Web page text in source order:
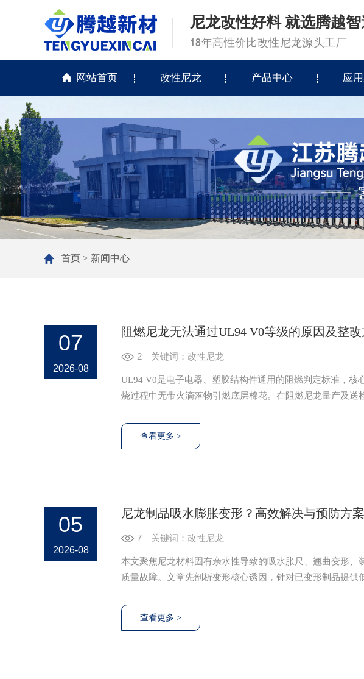
尼龙改性好料 就选腾越智
18年高性价比改性尼龙源头工厂
网站首页 改性尼龙 产品中心 应
首页 > 新闻中心
07
2026-08
阻燃尼龙无法通过UL94 V0等级的原因及整改
2 关键词：改性尼龙
UL94 V0是电子电器、塑胶结构件通用的阻燃判定标准，
烧过程中无带火滴落物引燃底层棉花。在阻燃尼龙量产及
如下。
05
2026-08
尼龙制品吸水膨胀变形？高效解决与预防方案
7 关键词：改性尼龙
本文聚焦尼龙材料固有亲水性导致的吸水胀尺、翘曲变形
质量故障。文章先剖析变形核心诱因，针对已变形制品提